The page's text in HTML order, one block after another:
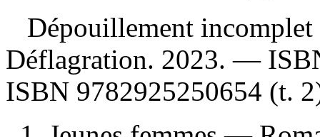
Dépouillement
Déflagration. 2023. —
ISBN 9782925250654 (t.